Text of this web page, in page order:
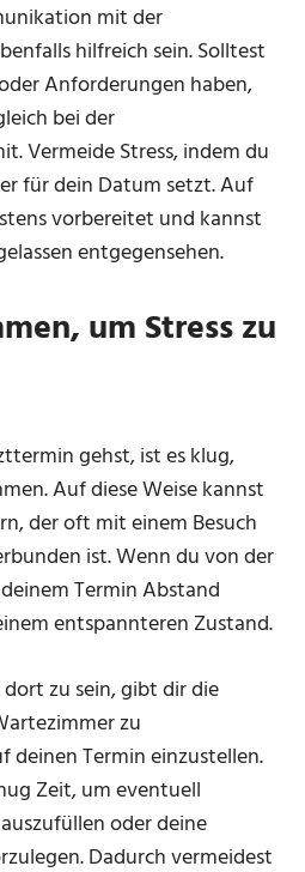
mit der
hilfreich sein. Solltest
Anforderungen haben,
bei der
Vermeide Stress, indem du
für dein Datum setzt. Auf
vorbereitet und kannst
entgegensehen.
um Stress zu
gehst, ist es klug,
Auf diese Weise kannst
der oft mit einem Besuch
ist. Wenn du von der
Termin Abstand
entspannteren Zustand.
zu sein, gibt dir die
zu
deinen Termin einzustellen.
Zeit, um eventuell
oder deine
Dadurch vermeidest